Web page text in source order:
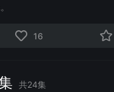
16
共24集